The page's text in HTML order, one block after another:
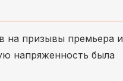
на призывы премьера и
напряженность была